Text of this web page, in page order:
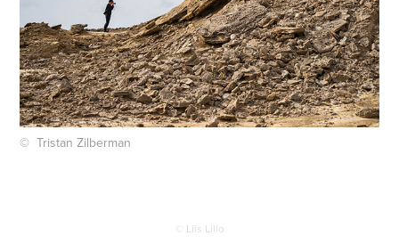
© Tristan Zilberman
© Liis Lillo